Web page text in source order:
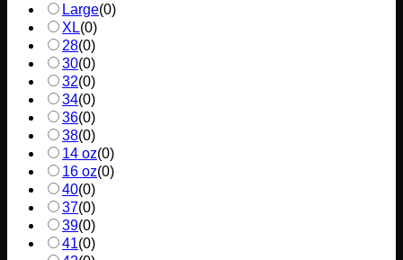
Large(0)
XL(0)
28(0)
30(0)
32(0)
34(0)
36(0)
38(0)
14 oz(0)
16 oz(0)
40(0)
37(0)
39(0)
41(0)